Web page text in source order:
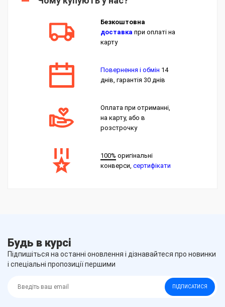
Безкоштовна
доставка при оплаті на
карту
Повернення і обмін 14
днів, гарантія 30 днів
Оплата при отриманні,
на карту, або в
розстрочку
100% оригінальні
конверси,сертифікати
Будь в курсі
Підпишіться на останні оновлення і дізнавайтеся про новинки
і спеціальні пропозиції першими
ПІДПИСАТИСЯ